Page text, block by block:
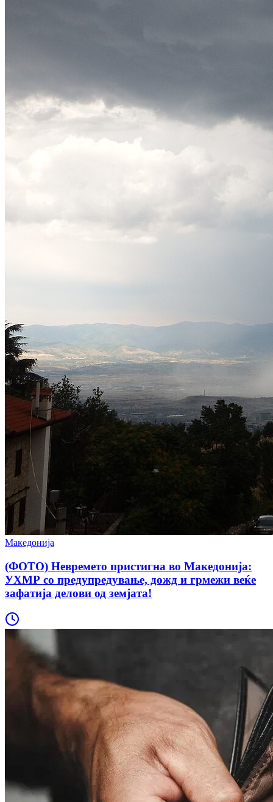
Македонија
(ФОТО) Невремето пристигна во Македонија:
УХМР со предупредување, дожд и грмежи веќе
зафатија делови од земјата!